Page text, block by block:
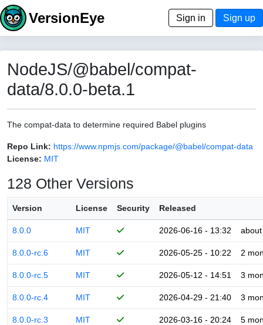
VersionEye Sign in Sign up
NodeJS/@babel/compat-
data/8.0.0-beta.1
The compat-data to determine required Babel plugins
Repo Link: https://www.npmjs.com/package/@babel/compat-data
License: MIT
128 Other Versions
Version License Security Released
8.0.0 MIT 2026-06-16 - 13:32
8.0.0-rc.6 MIT 2026-05-25 - 10:22 2
8.0.0-rc.5 MIT 2026-05-12 - 14:51 3
8.0.0-rc.4 MIT 2026-04-29 - 21:40 3
8.0.0-rc.3 MIT 2026-03-16 - 20:24 5